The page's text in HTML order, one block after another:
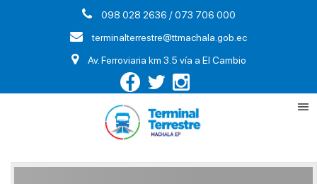
098 028 2636 / 073 706 000
terminalterrestre@ttmachala.gob.ec
Av. Ferroviaria km 3.5 vía a El Cambio